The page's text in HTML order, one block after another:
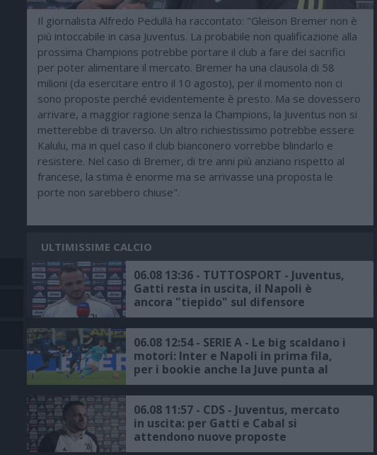
Il giornalista Alfredo Pedullà ha raccontato: "Gleison Bremer non è
più intoccabile in casa Juventus. La probabile non qualificazione alla
prossima Champions potrebbe portare il club a fare dei sacrifici
per poter alimentare il mercato. Bremer ha una clausola di 58
milioni (da esercitare entro il 10 agosto), per il momento non ci
sono proposte perché evidentemente è presto. Ma se dovessero
arrivare, a maggior ragione senza la Champions, la Juventus non si
metterebbe di traverso. Un altro richiestissimo potrebbe essere
Kalulu, ma in quel caso il club bianconero vorrebbe blindarlo e
resistere. Nel caso di Bremer, di tre anni più anziano rispetto al
francese, la stima è enorme ma se arrivasse una proposta le
porte non sarebbero chiuse".
ULTIMISSIME CALCIO
06.08 13:36 - TUTTOSPORT - Juventus,
Gatti resta in uscita, il Napoli è
ancora "tiepido" sul difensore
06.08 12:54 - SERIE A - Le big scaldano i
motori: Inter e Napoli in prima fila,
per i bookie anche la Juve punta al
podio
06.08 11:57 - CDS - Juventus, mercato
in uscita: per Gatti e Cabal si
attendono nuove proposte